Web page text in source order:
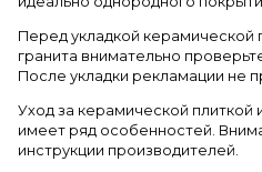
Перед укладкой керамической
гранита внимательно
После укладки рекламации не
Уход за керамической плиткой
имеет ряд особенностей.
инструкции производителей.